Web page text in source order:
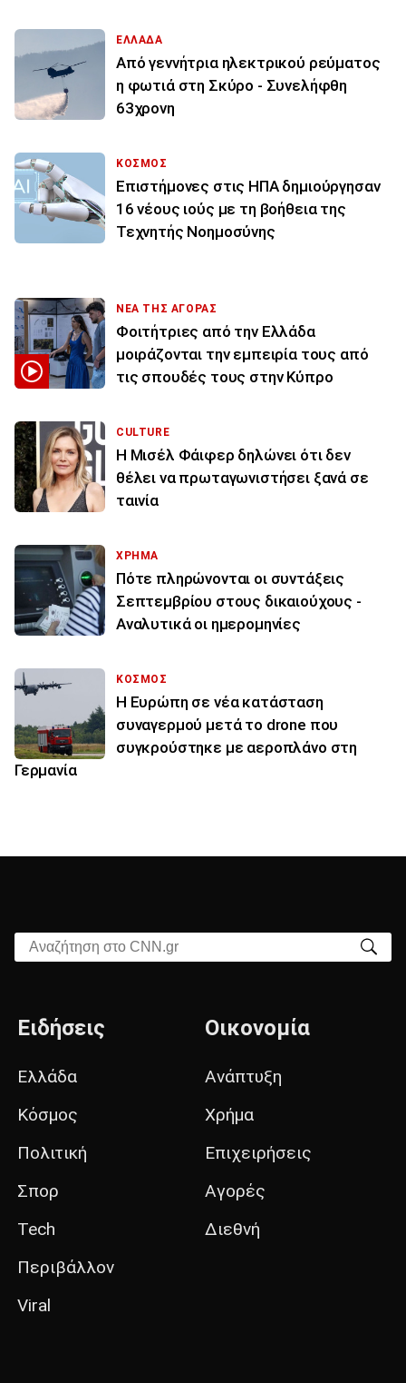
ΕΛΛΑΔΑ
Από γεννήτρια ηλεκτρικού ρεύματος
η φωτιά στη Σκύρο - Συνελήφθη
63χρονη
ΚΟΣΜΟΣ
Επιστήμονες στις ΗΠΑ δημιούργησαν
16 νέους ιούς με τη βοήθεια της
Τεχνητής Νοημοσύνης
ΝΕΑ ΤΗΣ ΑΓΟΡΑΣ
Φοιτήτριες από την Ελλάδα
μοιράζονται την εμπειρία τους από
τις σπουδές τους στην Κύπρο
CULTURE
Η Μισέλ Φάιφερ δηλώνει ότι δεν
θέλει να πρωταγωνιστήσει ξανά σε
ταινία
ΧΡΗΜΑ
Πότε πληρώνονται οι συντάξεις
Σεπτεμβρίου στους δικαιούχους -
Αναλυτικά οι ημερομηνίες
ΚΟΣΜΟΣ
Η Ευρώπη σε νέα κατάσταση
συναγερμού μετά το drone που
συγκρούστηκε με αεροπλάνο στη
Γερμανία
Αναζήτηση στο CNN.gr
Ειδήσεις
Ελλάδα
Κόσμος
Πολιτική
Σπορ
Tech
Περιβάλλον
Viral
Οικονομία
Ανάπτυξη
Χρήμα
Επιχειρήσεις
Αγορές
Διεθνή